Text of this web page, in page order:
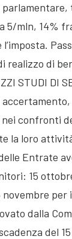
5/mln, 14%
realizzo di
STUDI DI
confronti
la loro
delle Entrate
15
dalla
del